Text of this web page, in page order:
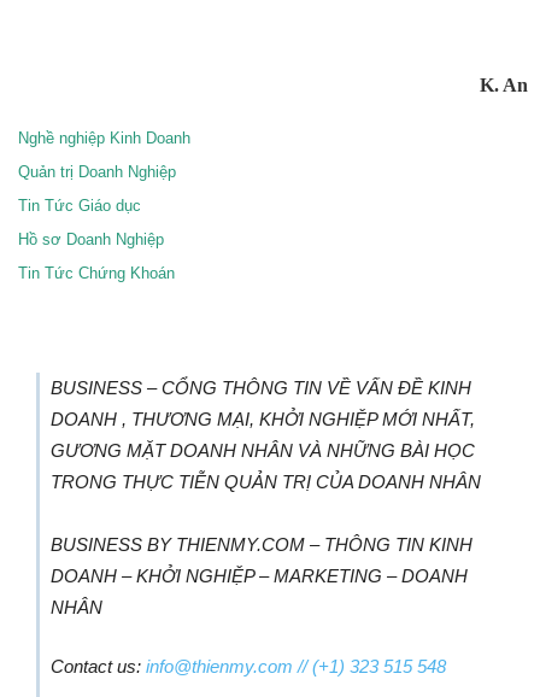
K. An
Nghề nghiệp Kinh Doanh
Quản trị Doanh Nghiệp
Tin Tức Giáo dục
Hồ sơ Doanh Nghiệp
Tin Tức Chứng Khoán
BUSINESS – CỔNG THÔNG TIN VỀ VẤN ĐỀ KINH
DOANH , THƯƠNG MẠI, KHỞI NGHIỆP MỚI NHẤT,
GƯƠNG MẶT DOANH NHÂN VÀ NHỮNG BÀI HỌC
TRONG THỰC TIỄN QUẢN TRỊ CỦA DOANH NHÂN
BUSINESS BY THIENMY.COM – THÔNG TIN KINH
DOANH – KHỞI NGHIỆP – MARKETING – DOANH
NHÂN
Contact us: info@thienmy.com // (+1) 323 515 548